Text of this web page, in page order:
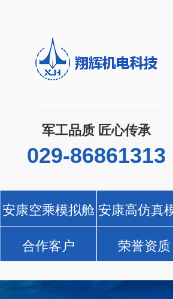
军工品质 匠心传承
029-86861313
安康空乘模拟舱 安康高仿真
合作客户 荣誉资质